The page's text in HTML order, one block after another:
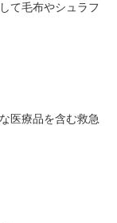
て毛布やシュラフ
医療品を含む救急